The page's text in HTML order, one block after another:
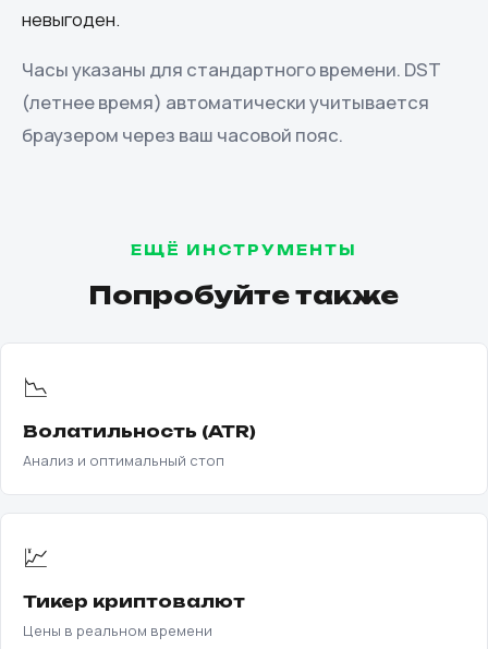
невыгоден.
Часы указаны для стандартного времени. DST
(летнее время) автоматически учитывается
браузером через ваш часовой пояс.
ЕЩЁ ИНСТРУМЕНТЫ
Попробуйте также
📉
Волатильность (ATR)
Анализ и оптимальный стоп
💹
Тикер криптовалют
Цены в реальном времени